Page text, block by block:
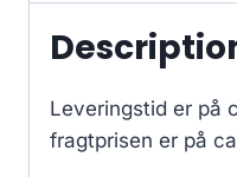
Leveringstid er på
fragtprisen er på